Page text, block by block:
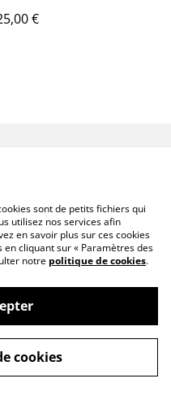
€
powered by
sont de petits fichiers qui
utilisez nos services afin
en savoir plus sur ces cookies
cliquant sur « Paramètres des
notre politique de cookies.
cookies